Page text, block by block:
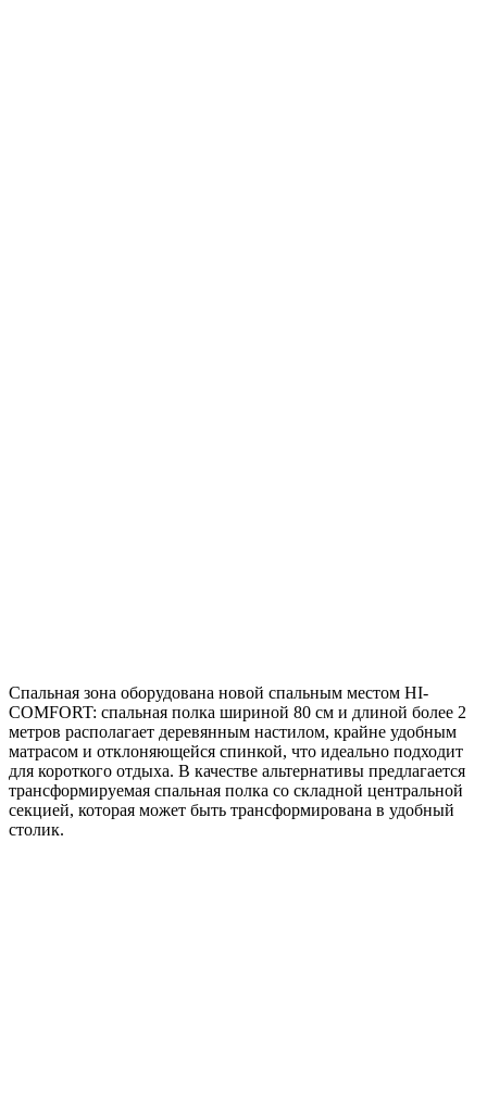
Спальная зона оборудована новой спальным местом HI-
COMFORT: спальная полка шириной 80 см и длиной более 2
метров располагает деревянным настилом, крайне удобным
матрасом и отклоняющейся спинкой, что идеально подходит
для короткого отдыха. В качестве альтернативы предлагается
трансформируемая спальная полка со складной центральной
секцией, которая может быть трансформирована в удобный
столик.